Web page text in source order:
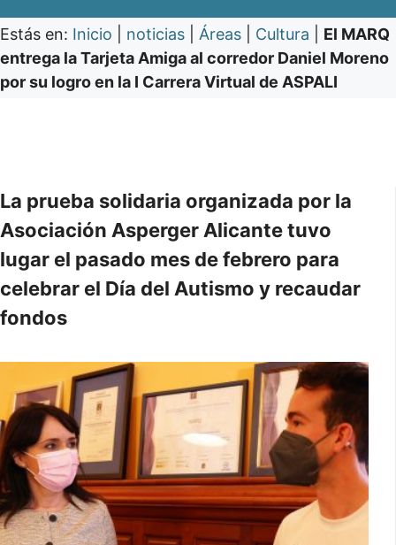
Estás en: Inicio noticias Áreas Cultura
El MARQ
entrega la Tarjeta Amiga al corredor Daniel Moreno
por su logro en la I Carrera Virtual de ASPALI
La prueba solidaria organizada por la
Asociación Asperger Alicante tuvo
lugar el pasado mes de febrero para
celebrar el Día del Autismo y recaudar
fondos